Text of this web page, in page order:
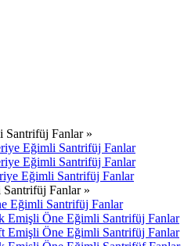
Santrifüj Fanlar »
Eğimli Santrifüj Fanlar
Eğimli Santrifüj Fanlar
Eğimli Santrifüj Fanlar
Fanlar »
Eğimli Santrifüj Fanlar
Emişli Öne Eğimli Santrifüj Fanlar
Emişli Öne Eğimli Santrifüj Fanlar